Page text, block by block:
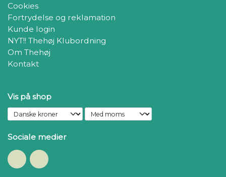
Cookies
Fortrydelse og reklamation
Kunde login
NYT!! Thehøj Klubordning
Om Thehøj
Kontakt
Vis på shop
Sociale medier